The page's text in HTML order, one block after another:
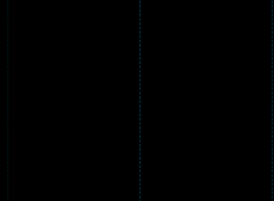
PRODUCTS
GALLERY